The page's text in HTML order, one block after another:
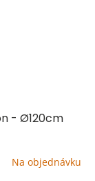
- Ø120cm
Na objednávku